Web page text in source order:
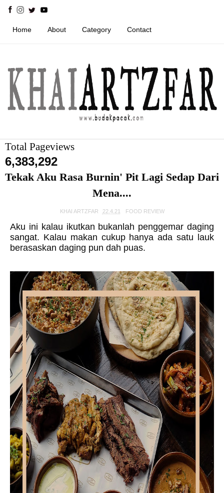
Home About Category Contact
Total Pageviews
6,383,292
Tekak Aku Rasa Burnin' Pit Lagi Sedap Dari
Mena....
KHAI ARTZFAR 22.4.21 FOOD REVIEW
Aku ini kalau ikutkan bukanlah penggemar daging
sangat. Kalau makan cukup hanya ada satu lauk
berasaskan daging pun dah puas.